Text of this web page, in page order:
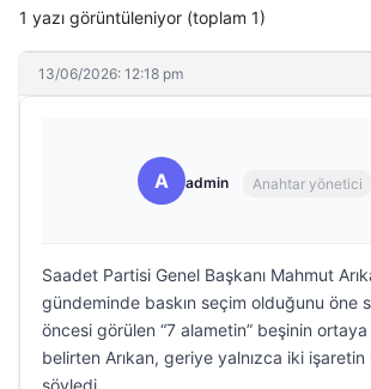
1 yazı görüntüleniyor (toplam 1)
13/06/2026: 12:18 pm
A admin Anahtar yönetici
Saadet Partisi Genel Başkanı Mahmut
gündeminde baskın seçim olduğunu öne
öncesi görülen “7 alametin” beşinin ortaya
belirten Arıkan, geriye yalnızca iki işaretin
söyledi.